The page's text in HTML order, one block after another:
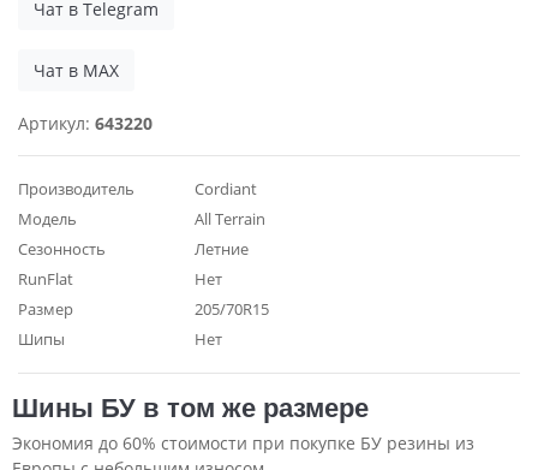
Чат в Telegram
Чат в MAX
Артикул: 643220
Производитель
Cordiant
Модель
All Terrain
Сезонность
Летние
RunFlat
Нет
Размер
205/70R15
Шипы
Нет
Шины БУ в том же размере
Экономия до 60% стоимости при покупке БУ резины из